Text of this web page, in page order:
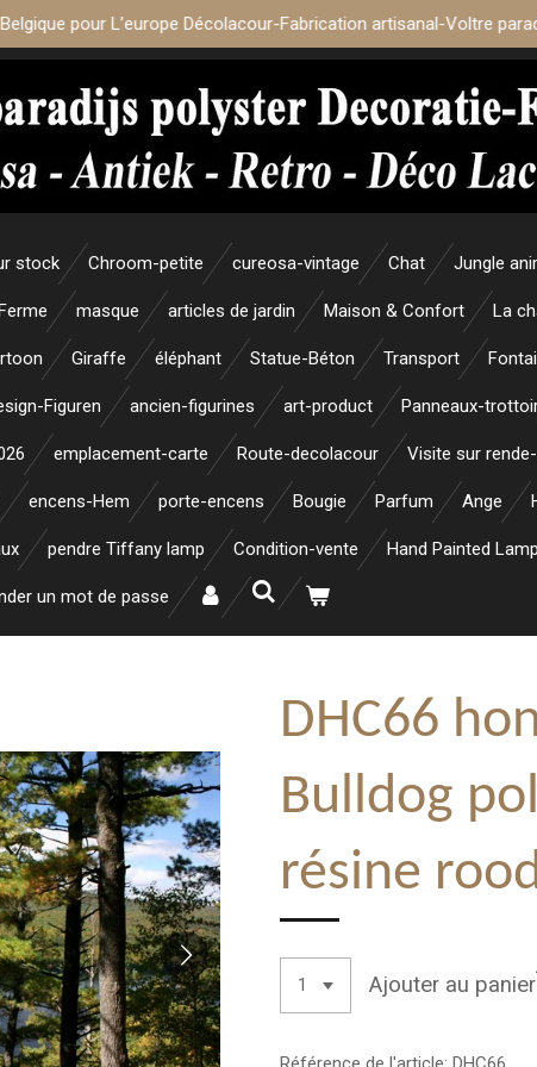
pour L’europe Décolacour-Fabrication artisanal-Voltre
stock Chroom-petite cureosa-vintage Chat Jungle
masque articles de jardin Maison & Confort La
Giraffe éléphant Statue-Béton Transport
Figuren ancien-figurines art-product Panneaux-
emplacement-carte Route-decolacour Visite sur
encens-Hem porte-encens Bougie Parfum Ange
pendre Tiffany lamp Condition-vente Hand Painted Lamp
un mot de passe
DHC66
Bulldog
résine
Ajouter au panier